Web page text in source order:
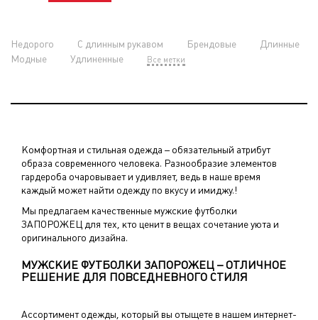
Недорого С длинным рукавом Брендовые
Длинные
Модные
Удлиненные Все метки
Комфортная и стильная одежда – обязательный атрибут
образа современного человека. Разнообразие элементов
гардероба очаровывает и удивляет, ведь в наше время
каждый может найти одежду по вкусу и имиджу.!
Мы предлагаем качественные мужские футболки
ЗАПОРОЖЕЦ для тех, кто ценит в вещах сочетание уюта и
оригинального дизайна.
МУЖСКИЕ ФУТБОЛКИ ЗАПОРОЖЕЦ – ОТЛИЧНОЕ
РЕШЕНИЕ ДЛЯ ПОВСЕДНЕВНОГО СТИЛЯ
Ассортимент одежды, который вы отыщете в нашем интернет-